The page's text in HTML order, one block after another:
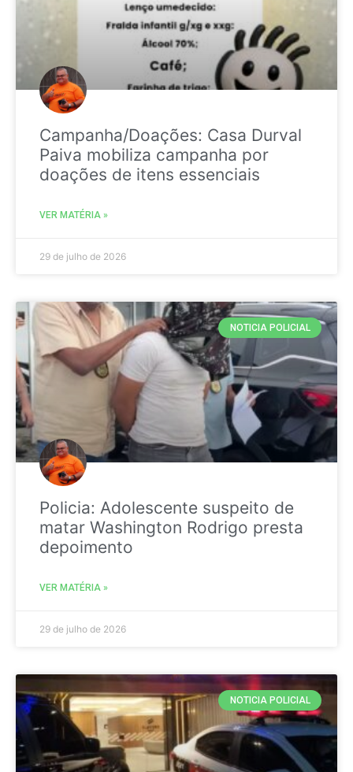
Campanha/Doações: Casa Durval
Paiva mobiliza campanha por
doações de itens essenciais
VER MATÉRIA »
29 de julho de 2026
NOTICIA POLICIAL
Policia: Adolescente suspeito de
matar Washington Rodrigo presta
depoimento
VER MATÉRIA »
29 de julho de 2026
NOTICIA POLICIAL